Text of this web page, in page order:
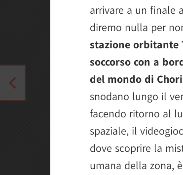
arrivare a un finale
diremo nulla per
stazione orbitante
soccorso con a
del mondo di Chori
snodano lungo il
facendo ritorno al
spaziale, il
dove scoprire la
umana della zona,